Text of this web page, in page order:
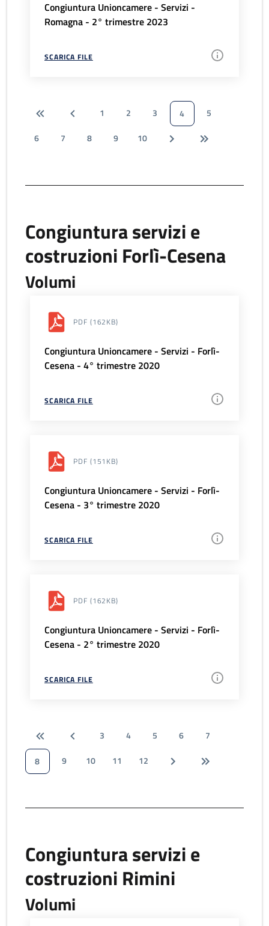
Congiuntura Unioncamere - Servizi -
Romagna - 2° trimestre 2023
SCARICA FILE
1 2 3 4
5
6
7 8 9 10
Congiuntura servizi e
costruzioni Forlì-Cesena
Volumi
PDF (162KB)
Congiuntura Unioncamere - Servizi - Forlì-
Cesena - 4° trimestre 2020
SCARICA FILE
PDF (151KB)
Congiuntura Unioncamere - Servizi - Forlì-
Cesena - 3° trimestre 2020
SCARICA FILE
PDF (162KB)
Congiuntura Unioncamere - Servizi - Forlì-
Cesena - 2° trimestre 2020
SCARICA FILE
3 4 5 6
7
8
9 10 11 12
Congiuntura servizi e
costruzioni Rimini
Volumi